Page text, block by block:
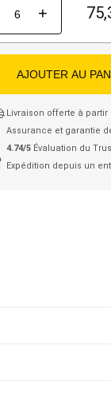
+
AJOUTER AU
Livraison offerte à partir
Assurance et garantie
4.74/5 Évaluation du
Expédition depuis un